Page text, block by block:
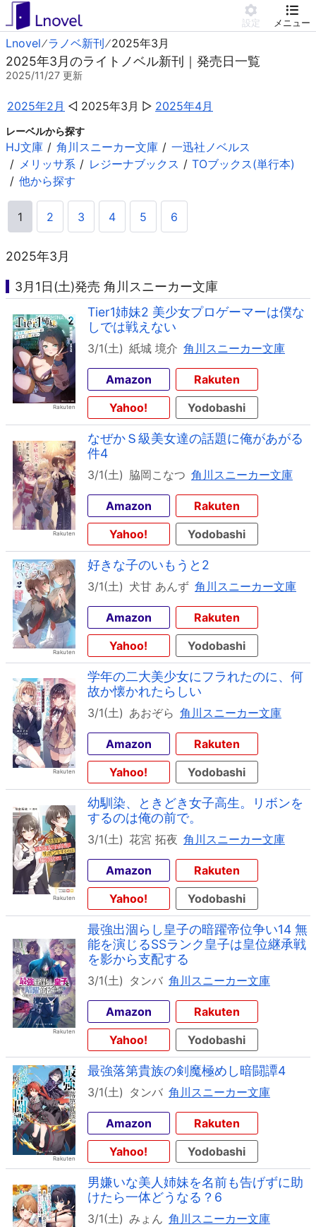
設定 メニュー
Lnovel ラノベ新刊 2025年3月
2025年3月のライトノベル新刊｜発売日一覧
2025/11/27 更新
2025年2月 2025年3月 2025年4月
レーベルから探す
HJ文庫 角川スニーカー文庫
一迅社ノベルス
メリッサ系
レジーナブックス
TOブックス(単行本)
他から探す
1 2 3 4 5 6
2025年3月
3月1日(土)発売 角川スニーカー文庫
Tier1姉妹2 美少女プロゲーマーは僕な
しでは戦えない
3/1(土) 紙城 境介 角川スニーカー文庫
Amazon
Rakuten
Yahoo!
Yodobashi
なぜかＳ級美女達の話題に俺があがる
件4
3/1(土) 脇岡こなつ 角川スニーカー文庫
Amazon
Rakuten
Yahoo!
Yodobashi
好きな子のいもうと2
3/1(土) 犬甘 あんず 角川スニーカー文庫
Amazon
Rakuten
Yahoo!
Yodobashi
学年の二大美少女にフラれたのに、何
故か懐かれたらしい
3/1(土) あおぞら 角川スニーカー文庫
Amazon
Rakuten
Yahoo!
Yodobashi
幼馴染、ときどき女子高生。リボンを
するのは俺の前で。
3/1(土) 花宮 拓夜 角川スニーカー文庫
Amazon
Rakuten
Yahoo!
Yodobashi
最強出涸らし皇子の暗躍帝位争い14 無
能を演じるSSランク皇子は皇位継承戦
を影から支配する
3/1(土) タンバ 角川スニーカー文庫
Amazon
Rakuten
Yahoo!
Yodobashi
最強落第貴族の剣魔極めし暗闘譚4
3/1(土) タンバ 角川スニーカー文庫
Amazon
Rakuten
Yahoo!
Yodobashi
男嫌いな美人姉妹を名前も告げずに助
けたら一体どうなる？6
3/1(土) みょん 角川スニーカー文庫